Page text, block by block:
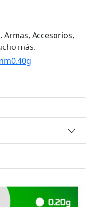
. Armas, Accesorios,
más.
0.40g